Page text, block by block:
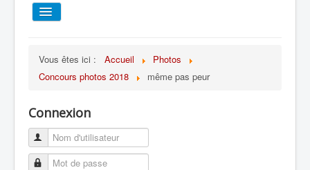
TOUT SUR LE GUMS
ESCALADE
ALPINISME
Vous êtes ici : Accueil
Photos
Concours photos 2018
même pas peur
Connexion